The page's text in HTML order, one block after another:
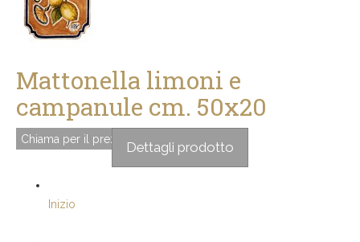
Mattonella limoni e
campanule cm. 50x20
Chiama per il prezzo
Dettagli prodotto
Inizio